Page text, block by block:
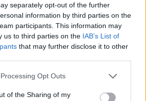
separately opt-out of the further
information by third parties on the
participants. This information may
us to third parties on the IAB’s List of
that may further disclose it to other
website/app uses one or more Google
or usage behaviour. You may click to
Opt Outs
of the Sharing of my